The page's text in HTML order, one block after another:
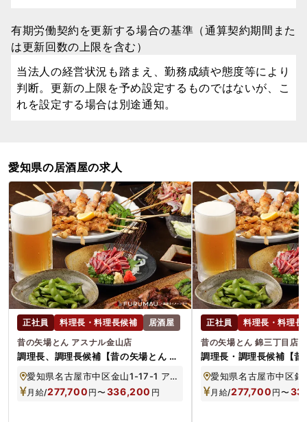
有期労働契約を更新する場合の基準（通算契約期間また
は更新回数の上限を含む）
当法人の経営状況も踏まえ、勤務成績や態度等により
判断。更新の上限を予め設定するものではないが、こ
れを設定する場合は別途通知。
愛知県の居酒屋の求人
正社員 料理長・料理長候補
居酒屋
昔の矢場とん アスナル金山店
調理長、調理長候補【昔の矢場とん ア
スナル金山店】
愛知県名古屋市中区金山1-17-1 アスナル金山1F
月給/277,700 円〜336,200 円
正社員
料理長・料理長
昔の矢場とん 錦三丁目店
調理長・調理長候補【昔
三丁目店】
月給/277,700 円〜